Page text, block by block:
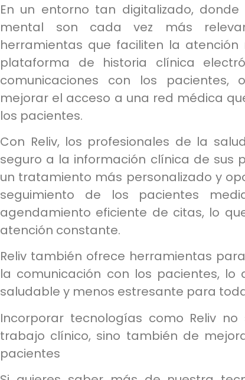
En un entorno tan digitalizado,
mental son cada vez más
herramientas que faciliten la atención
plataforma de historia clínica
comunicaciones con los pacientes,
mejorar el acceso a una red médica
los pacientes.
Con Reliv, los profesionales de la
seguro a la información clínica de sus
un tratamiento más personalizado y
seguimiento de los pacientes
agendamiento eficiente de citas, lo
atención constante.
Reliv también ofrece herramientas
la comunicación con los pacientes,
saludable y menos estresante para
Incorporar tecnologías como Reliv
trabajo clínico, sino también de
pacientes